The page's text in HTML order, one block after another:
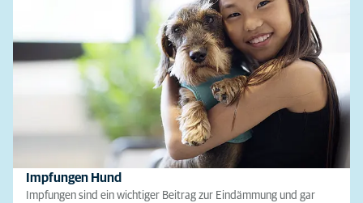
Impfungen Hund
Impfungen sind ein wichtiger Beitrag zur Eindämmung und gar